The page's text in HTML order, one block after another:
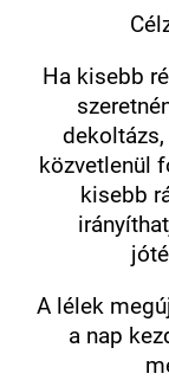
Ha kisebb
dekoltázs,
közvetlenül
kisebb
A lélek
a nap